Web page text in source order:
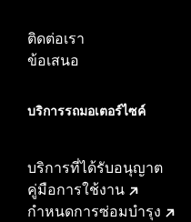
ติดต่อเรา
ข้อเสนอ
บริการรถมอเตอร์ไซค์​
บริการที่ได้รับอนุญาต
คู่มือการใช้งาน
กำหนดการซ่อมบำรุง